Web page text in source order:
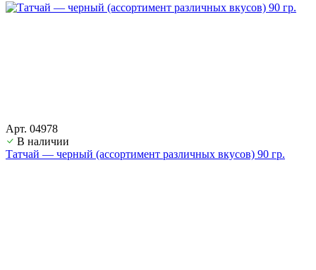
Арт. 04978
В наличии
Татчай — черный (ассортимент различных вкусов) 90 гр.